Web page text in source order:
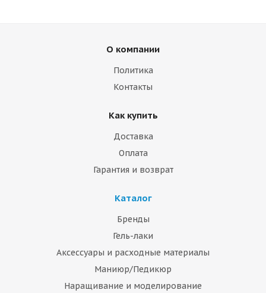
О компании
Политика
Контакты
Как купить
Доставка
Оплата
Гарантия и возврат
Каталог
Бренды
Гель-лаки
Аксессуары и расходные материалы
Маниюр/Педикюр
Наращивание и моделирование